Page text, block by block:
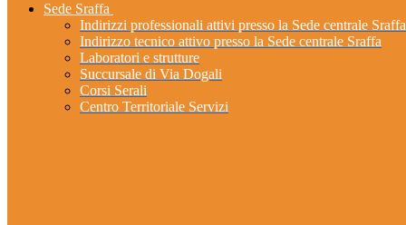
Sede Sraffa
Indirizzi professionali attivi presso la Sede centrale Sraffa
Indirizzo tecnico attivo presso la Sede centrale Sraffa
Laboratori e strutture
Succursale di Via Dogali
Corsi Serali
Centro Territoriale Servizi